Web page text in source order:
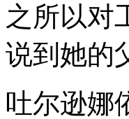
之所以对
说到她的
吐尔逊娜